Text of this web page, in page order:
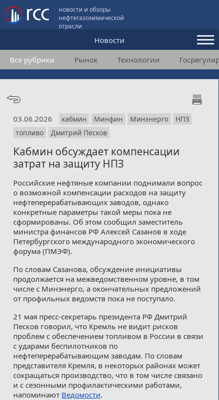
новости и обзоры
нефтегазохимической
отрасли
Новости
Аналитика и мнения
Конференции
Подписка
Пользовательское соглашение
Медиакит
Контакты
Все рубрики Рынок Технологии
03.06.2026 кабмин Минфин Минэнерго
НПЗ
топливо
Дмитрий Песков
Кабмин обсуждает компенсации
затрат на защиту НПЗ
Российские нефтяные компании поднимали вопрос
о возможной компенсации расходов на защиту
нефтеперерабатывающих заводов, однако
конкретные параметры такой меры пока не
сформированы. Об этом сообщил заместитель
министра финансов РФ Алексей Сазанов в ходе
Петербургского международного экономического
форума (ПМЭФ).
По словам Сазанова, обсуждение инициативы
продолжается на межведомственном уровне, в том
числе с Минэнерго, а окончательных предложений
от профильных ведомств пока не поступало.
21 мая пресс-секретарь президента РФ Дмитрий
Песков говорил, что Кремль не видит рисков
проблем с обеспечением топливом в России в связи
с ударами беспилотников по
нефтеперерабатывающим заводам. По словам
представителя Кремля, в некоторых районах может
сокращаться производство, что в том числе связано
и с сезонными профилактическими работами,
напоминают Ведомости.